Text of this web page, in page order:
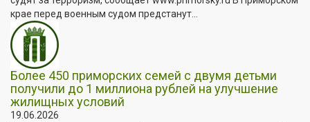
крае перед военным судом предстанут...
Более 450 приморских семей с двумя детьми
получили до 1 миллиона рублей на улучшение
жилищных условий
19.06.2026